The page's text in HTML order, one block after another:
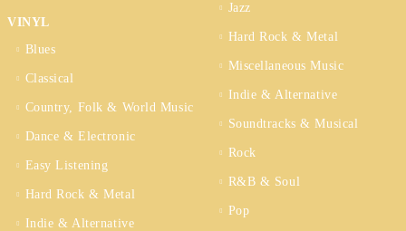
VINYL
Blues
Classical
Country, Folk & World Music
Dance & Electronic
Easy Listening
Hard Rock & Metal
Indie & Alternative
Jazz
Hard Rock & Metal
Miscellaneous Music
Indie & Alternative
Soundtracks & Musical
Rock
R&B & Soul
Pop